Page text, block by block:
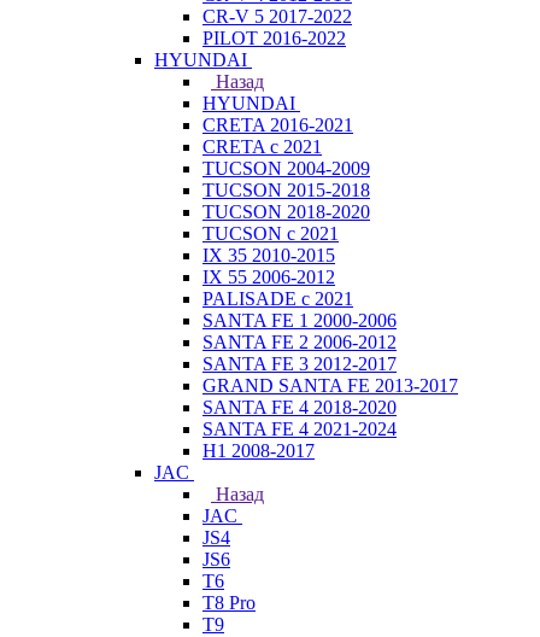
CR-V 5 2017-2022
PILOT 2016-2022
HYUNDAI
Назад
HYUNDAI
CRETA 2016-2021
CRETA с 2021
TUCSON 2004-2009
TUCSON 2015-2018
TUCSON 2018-2020
TUCSON с 2021
IX 35 2010-2015
IX 55 2006-2012
PALISADE с 2021
SANTA FE 1 2000-2006
SANTA FE 2 2006-2012
SANTA FE 3 2012-2017
GRAND SANTA FE 2013-2017
SANTA FE 4 2018-2020
SANTA FE 4 2021-2024
H1 2008-2017
JAC
Назад
JAC
JS4
JS6
T6
T8 Pro
T9